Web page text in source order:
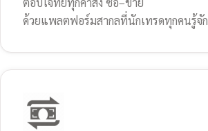
ด้วยแพลตฟอร์มสากลที่นักเทรดทุกคนรู้จัก